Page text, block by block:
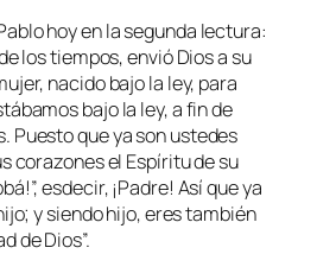
hoy en la segunda lectura:
lostiempos, envió Dios a su
nacido bajo la ley, para
bajo la ley, a fin de
Puesto que ya son ustedes
corazones el Espíritu de su
esdecir, ¡Padre! Así que ya
y siendo hijo, eres también
de Dios”.